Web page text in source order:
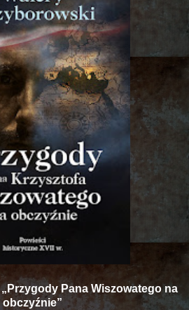
Pana Wiszowatego na
obczyźnie”